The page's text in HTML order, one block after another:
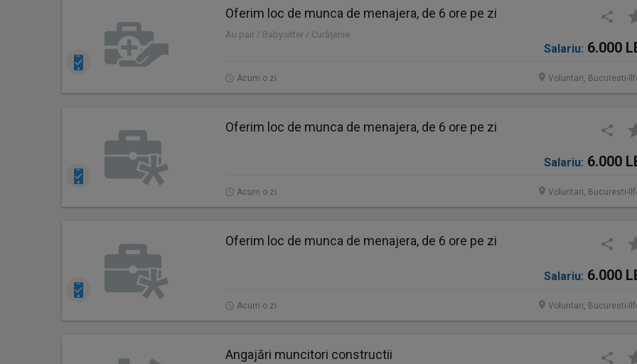
Oferim loc de munca de menajera, de 6 ore pe zi
Au pair / Babysitter / Curăţenie
Salariu: 6.000
Acum o zi Voluntari, Bucuresti-
Oferim loc de munca de menajera, de 6 ore pe zi
Salariu: 6.000
Acum o zi Voluntari, Bucuresti-
Oferim loc de munca de menajera, de 6 ore pe zi
Salariu: 6.000
Acum o zi Voluntari, Bucuresti-
Angajări muncitori constructii